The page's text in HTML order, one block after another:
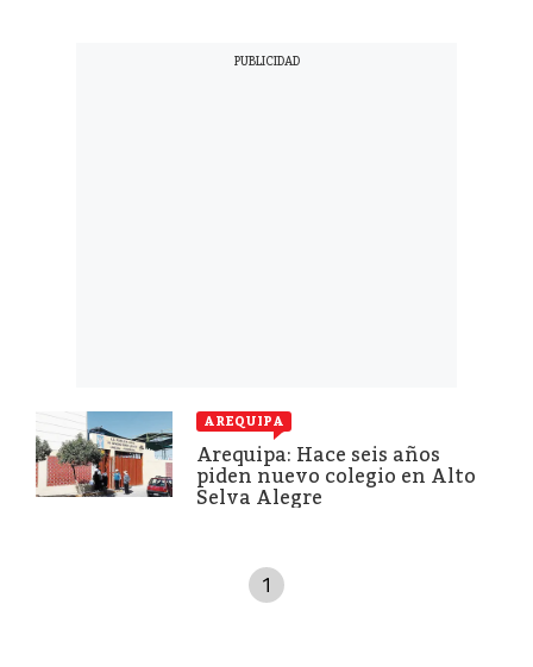
AREQUIPA
Arequipa: Hace seis años
piden nuevo colegio en Alto
Selva Alegre
1